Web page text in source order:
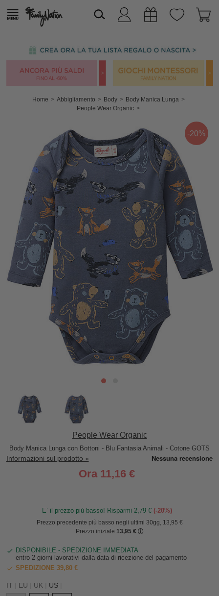
Home Abbigliamento Body
Body Manica Lunga
People Wear Organic
-20%
People Wear Organic
Body Manica Lunga con Bottoni - Blu Fantasia Animali - Cotone GOTS
Informazioni sul prodotto »
Ora 11,16 €
E’ il prezzo più basso! Risparmi 2,79 € (-20%)
Prezzo precedente più basso negli ultimi 30gg, 13,95 €
Prezzo iniziale13,95 €
DISPONIBILE - SPEDIZIONE IMMEDIATA
entro 2 giorni lavorativi dalla data di ricezione del pagamento
SPEDIZIONE 39,80 €
IT EU UK US|